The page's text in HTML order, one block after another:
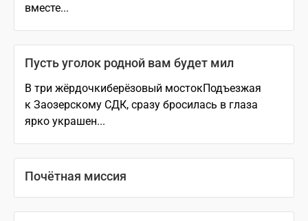
вместе...
Пусть уголок родной вам будет мил
В три жёрдочкиберёзовый мостокПодъезжая
к Заозерскому СДК, сразу бросилась в глаза
ярко украшен...
Почётная миссия